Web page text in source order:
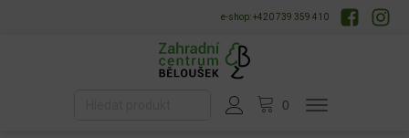
e-shop: +420 739 359 410